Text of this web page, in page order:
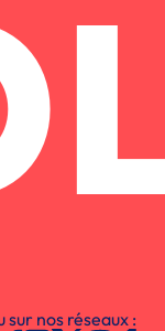
sur nos réseaux :